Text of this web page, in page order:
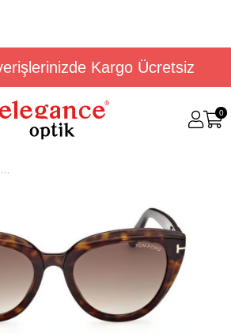
Kargo Ücretsiz
0
GÜNEŞ GÖZLÜĞÜ TOMFORD FT09385352F